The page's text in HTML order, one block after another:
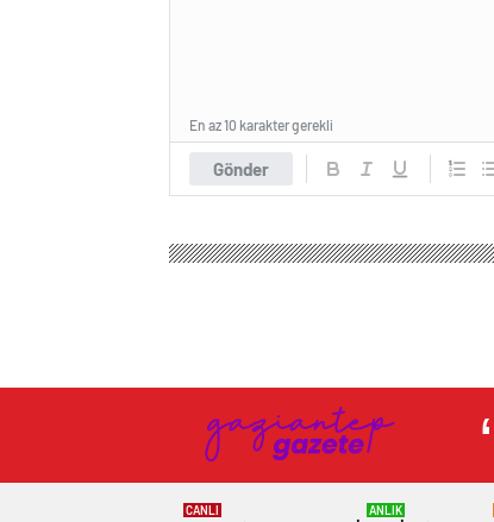
Gönder
En az 10 karakter gerekli
CANLI ANLIK